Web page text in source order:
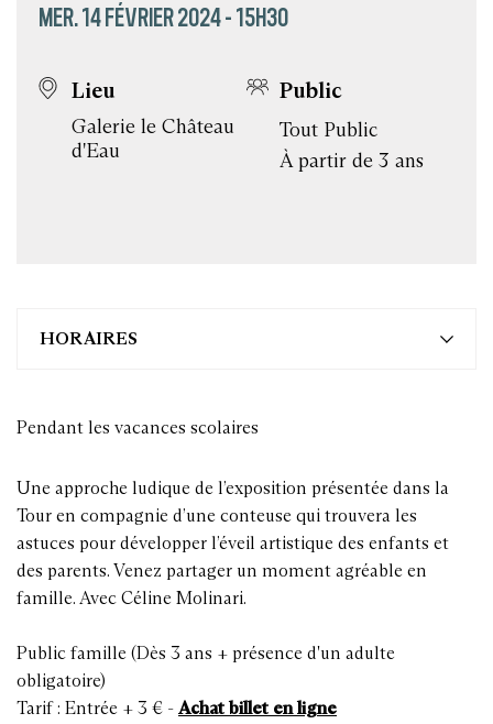
MER. 14 FÉVRIER 2024 - 15H30
Lieu
Galerie le Château
d'Eau
Public
Tout Public
À partir de 3 ans
HORAIRES
Pendant les vacances scolaires
Une approche ludique de l’exposition présentée dans la
Tour en compagnie d’une conteuse qui trouvera les
astuces pour développer l’éveil artistique des enfants et
des parents. Venez partager un moment agréable en
famille. Avec Céline Molinari.
Public famille (Dès 3 ans + présence d'un adulte
obligatoire)
Tarif : Entrée + 3 € - Achat billet en ligne